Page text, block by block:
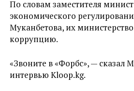
По словам заместителя
экономического
Муканбетова, их министерство
коррупцию.
«Звоните в «Форбс», — сказал
интервью Kloop.kg.